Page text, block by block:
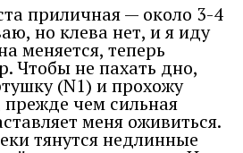
приличная — около 3-4
но клева нет, и я иду
меняется, теперь
Чтобы не пахать дно,
(N1) и прохожу
прежде чем сильная
меня оживиться.
тянутся недлинные